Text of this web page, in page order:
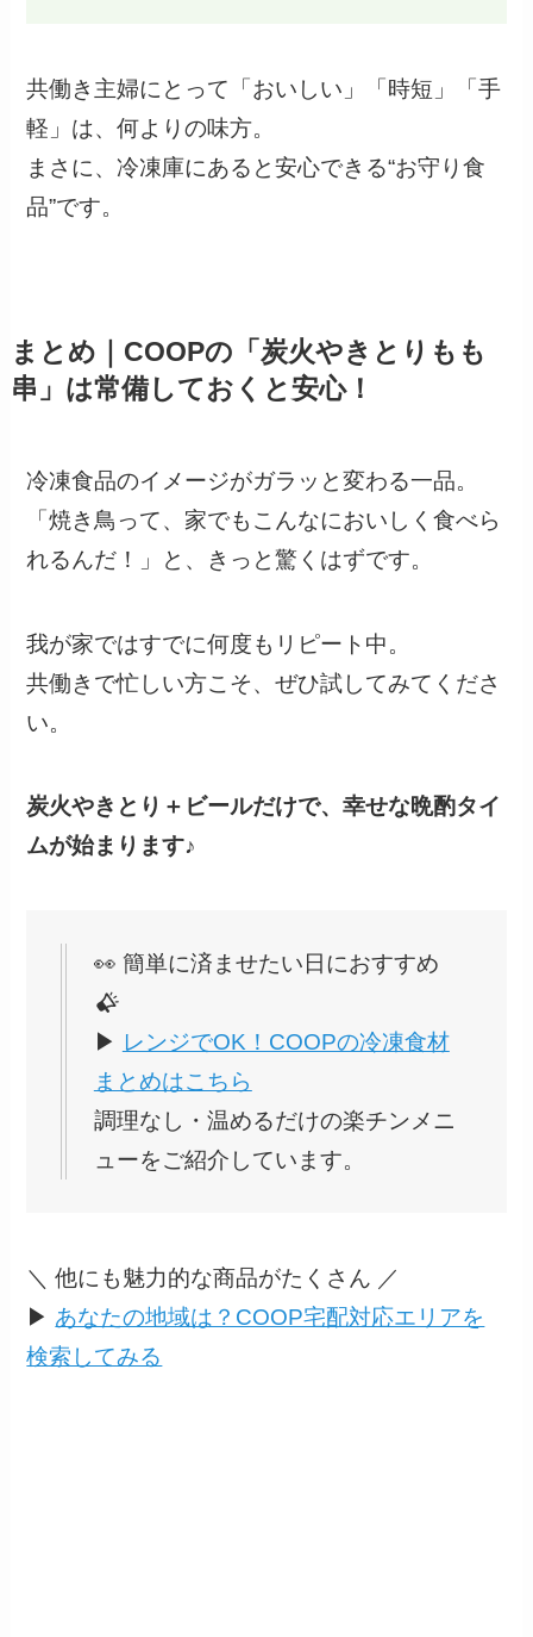
共働き主婦にとって「おいしい」「時短」「手
軽」は、何よりの味方。
まさに、冷凍庫にあると安心できる“お守り食
品”です。
まとめ｜COOPの「炭火やきとりもも
串」は常備しておくと安心！
冷凍食品のイメージがガラッと変わる一品。
「焼き鳥って、家でもこんなにおいしく食べら
れるんだ！」と、きっと驚くはずです。
我が家ではすでに何度もリピート中。
共働きで忙しい方こそ、ぜひ試してみてくださ
い。
炭火やきとり＋ビールだけで、幸せな晩酌タイ
ムが始まります♪
👀 簡単に済ませたい日におすすめ
▶ レンジでOK！COOPの冷凍食材
まとめはこちら
調理なし・温めるだけの楽チンメニ
ューをご紹介しています。
＼ 他にも魅力的な商品がたくさん ／
▶ あなたの地域は？COOP宅配対応エリアを
検索してみる